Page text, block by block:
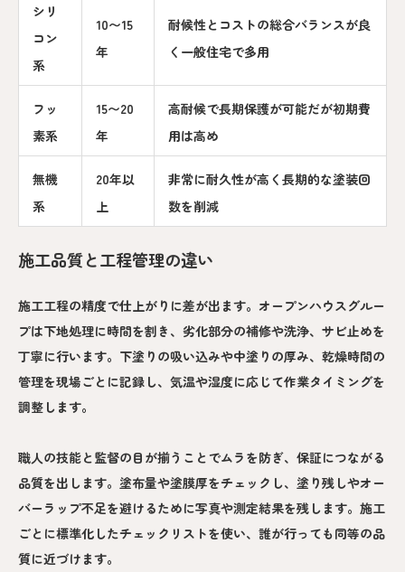
シリ
コン
系
10〜15
年
耐候性とコストの総合バランスが良
く一般住宅で多用
フッ
素系
15〜20
年
高耐候で長期保護が可能だが初期費
用は高め
無機
系
20年以
上
非常に耐久性が高く長期的な塗装回
数を削減
施工品質と工程管理の違い
施工工程の精度で仕上がりに差が出ます。オープンハウスグルー
プは下地処理に時間を割き、劣化部分の補修や洗浄、サビ止めを
丁寧に行います。下塗りの吸い込みや中塗りの厚み、乾燥時間の
管理を現場ごとに記録し、気温や湿度に応じて作業タイミングを
調整します。
職人の技能と監督の目が揃うことでムラを防ぎ、保証につながる
品質を出します。塗布量や塗膜厚をチェックし、塗り残しやオー
バーラップ不足を避けるために写真や測定結果を残します。施工
ごとに標準化したチェックリストを使い、誰が行っても同等の品
質に近づけます。